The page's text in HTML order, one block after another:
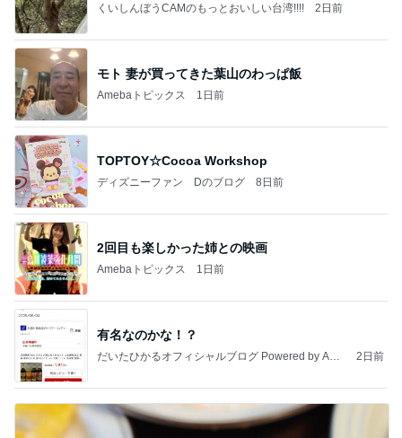
くいしんぼうCAMのもっとおいしい台湾!!!! 2日前
モト 妻が買ってきた葉山のわっぱ飯
Amebaトピックス 1日前
TOPTOY☆Cocoa Workshop
ディズニーファン Dのブログ 8日前
2回目も楽しかった姉との映画
Amebaトピックス 1日前
有名なのかな！？
だいたひかるオフィシャルブログ Powered by Ame
2日前